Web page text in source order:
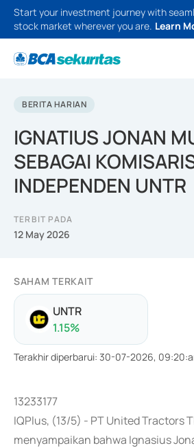
Start your investment journey with
stock market wherever you are. Learn
BERITA HARIAN
IGNATIUS JONAN
SEBAGAI
INDEPENDEN UNTR
TERBIT PADA
12 May 2026
SAHAM TERKAIT
UNTR
1.15%
Terakhir diperbarui: 30-07-2026,
13233177
IQPlus, (13/5) - PT United Tractors
menyampaikan bahwa Ignasius